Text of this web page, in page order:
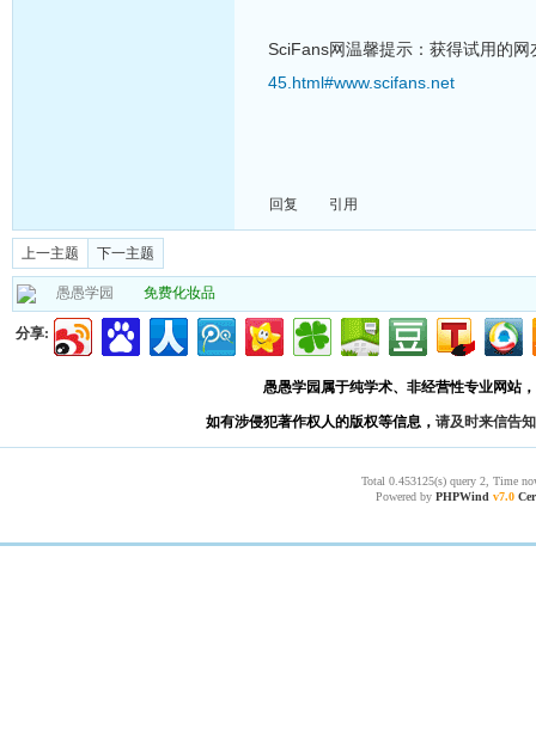
SciFans网温馨提示：获得试用的
45.html#www.scifans.net
回复 引用
上一主题 下一主题
愚愚学园 免费化妆品
分享:
愚愚学园属于纯学术、非经营性专业网站
如有涉侵犯著作权人的版权等信息， 请及时来信告知
Total 0.453125(s) query 2, Time
Powered by PHPWind v7.0